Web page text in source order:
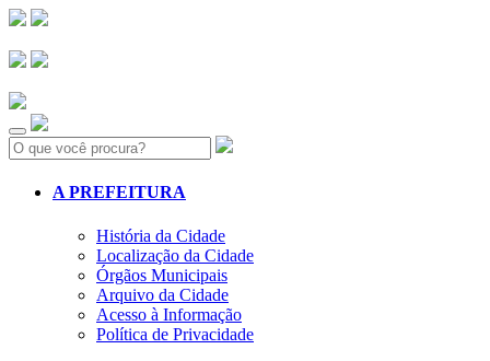
Search:
A PREFEITURA
História da Cidade
Localização da Cidade
Órgãos Municipais
Arquivo da Cidade
Acesso à Informação
Política de Privacidade